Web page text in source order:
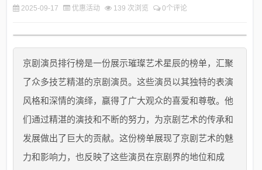
2025-09-17 优惠活动 139 次浏览 0个评论
京剧演员排行榜是一份展示璀璨艺术星辰的榜单，汇聚
了众多技艺精湛的京剧演员。这些演员以其独特的表演
风格和深情的演绎，赢得了广大观众的喜爱和尊敬。他
们通过精湛的演技和不断的努力，为京剧艺术的传承和
发展做出了巨大的贡献。这份榜单展现了京剧艺术的魅
力和影响力，也反映了这些演员在京剧界的地位和成